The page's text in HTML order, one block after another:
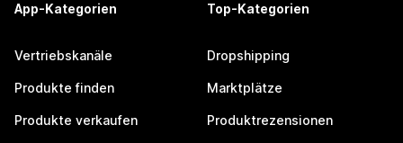
App-Kategorien
Vertriebskanäle
Produkte finden
Produkte verkaufen
Top-Kategorien
Dropshipping
Marktplätze
Produktrezensionen